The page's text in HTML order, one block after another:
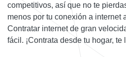
competitivos, así que no te
menos por tu conexión a internet
Contratar internet de gran
fácil. ¡Contrata desde tu hogar, te